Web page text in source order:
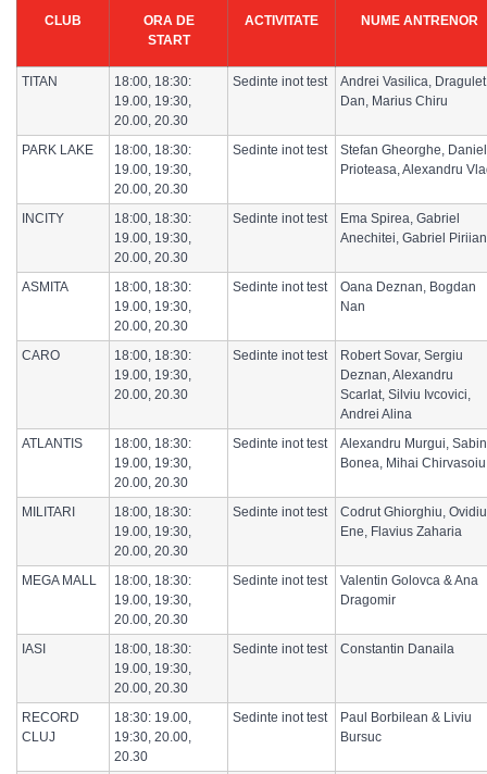
CLUB
ORA DE
START
ACTIVITATE NUME ANTRENOR
TITAN
18:00, 18:30:
19.00, 19:30,
20.00, 20.30
Sedinte inot test
Andrei Vasilica, Dragulet
Dan, Marius Chiru
PARK LAKE
18:00, 18:30:
19.00, 19:30,
20.00, 20.30
Sedinte inot test
Stefan Gheorghe, Daniel
Prioteasa, Alexandru
INCITY
18:00, 18:30:
19.00, 19:30,
20.00, 20.30
Sedinte inot test
Ema Spirea, Gabriel
Anechitei, Gabriel
ASMITA
18:00, 18:30:
19.00, 19:30,
20.00, 20.30
Sedinte inot test
Oana Deznan, Bogdan
Nan
CARO
18:00, 18:30:
19.00, 19:30,
20.00, 20.30
Sedinte inot test
Robert Sovar, Sergiu
Deznan, Alexandru
Scarlat, Silviu Ivcovici,
Andrei Alina
ATLANTIS
18:00, 18:30:
19.00, 19:30,
20.00, 20.30
Sedinte inot test
Alexandru Murgui, Sabin
Bonea, Mihai Chirvasoiu
MILITARI
18:00, 18:30:
19.00, 19:30,
20.00, 20.30
Sedinte inot test
Codrut Ghiorghiu, Ovidiu
Ene, Flavius Zaharia
MEGA MALL
18:00, 18:30:
19.00, 19:30,
20.00, 20.30
Sedinte inot test
Valentin Golovca & Ana
Dragomir
IASI
18:00, 18:30:
19.00, 19:30,
20.00, 20.30
Sedinte inot test Constantin Danaila
RECORD
CLUJ
18:30: 19.00,
19:30, 20.00,
20.30
Sedinte inot test
Paul Borbilean & Liviu
Bursuc